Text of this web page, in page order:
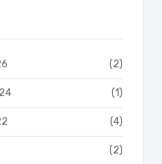
(2)
(1)
(4)
(2)